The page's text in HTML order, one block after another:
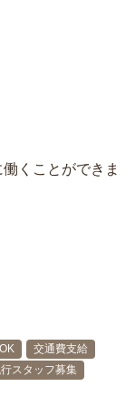
くことができま
交通費支給
スタッフ募集